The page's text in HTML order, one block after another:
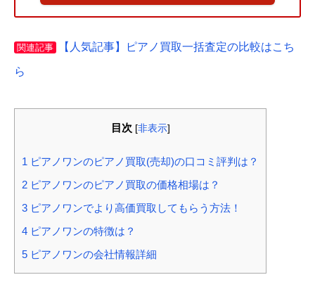
関連記事 【人気記事】ピアノ買取一括査定の比較はこち
ら
目次 [非表示]
1 ピアノワンのピアノ買取(売却)の口コミ評判は？
2 ピアノワンのピアノ買取の価格相場は？
3 ピアノワンでより高価買取してもらう方法！
4 ピアノワンの特徴は？
5 ピアノワンの会社情報詳細